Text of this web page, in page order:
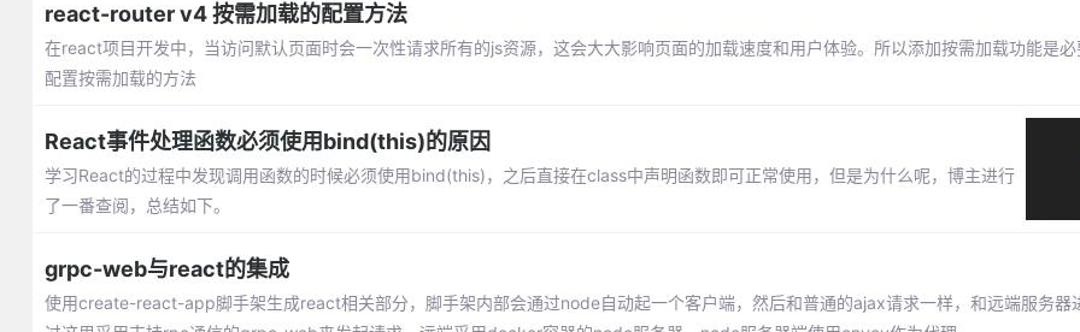
react-router v4 按需加载的配置方法
在react项目开发中，当访问默认页面时会一次性请求所有的js资源，这会大大影响页面的加载速度和用户体验。所以添加按需加载功能是
配置按需加载的方法
React事件处理函数必须使用bind(this)的原因
学习React的过程中发现调用函数的时候必须使用bind(this)，之后直接在class中声明函数即可正常使用，但是为什么呢，博主进行
了一番查阅，总结如下。
grpc-web与react的集成
使用create-react-app脚手架生成react相关部分，脚手架内部会通过node自动起一个客户端，然后和普通的ajax请求一样，和远端服务器